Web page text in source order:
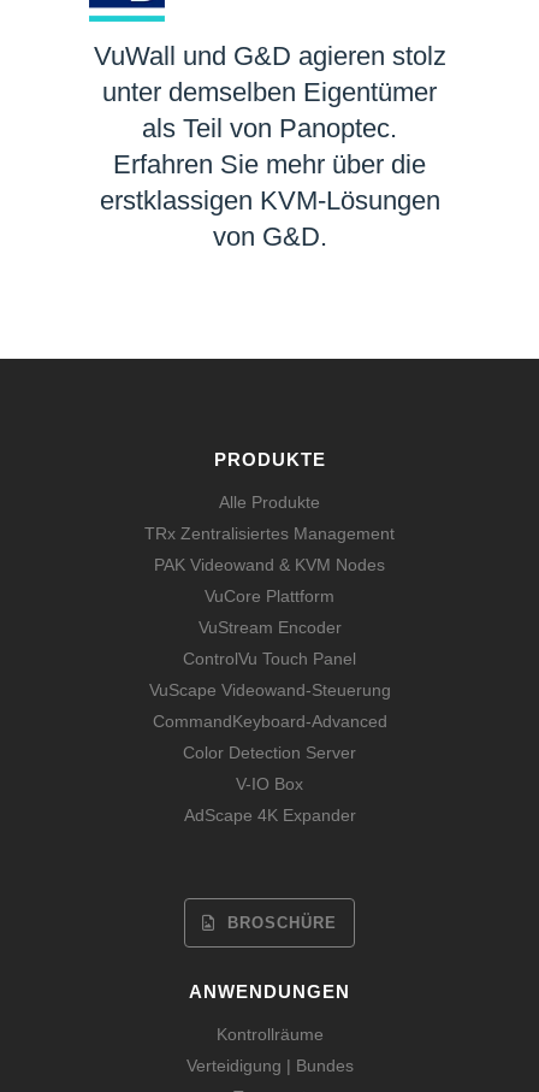
VuWall und G&D agieren stolz
unter demselben Eigentümer
als Teil von Panoptec.
Erfahren Sie mehr über die
erstklassigen KVM-Lösungen
von G&D.
PRODUKTE
Alle Produkte
TRx Zentralisiertes Management
PAK Videowand & KVM Nodes
VuCore Plattform
VuStream Encoder
ControlVu Touch Panel
VuScape Videowand-Steuerung
CommandKeyboard-Advanced
Color Detection Server
V-IO Box
AdScape 4K Expander
BROSCHÜRE
ANWENDUNGEN
Kontrollräume
Verteidigung | Bundes